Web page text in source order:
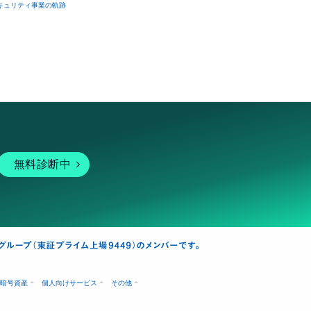
ュリティ事業の軌跡
無料診断中
暗号資産 個人向けサービス その他